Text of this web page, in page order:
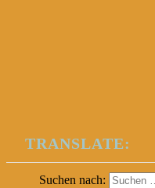
TRANSLATE:
Suchen nach: